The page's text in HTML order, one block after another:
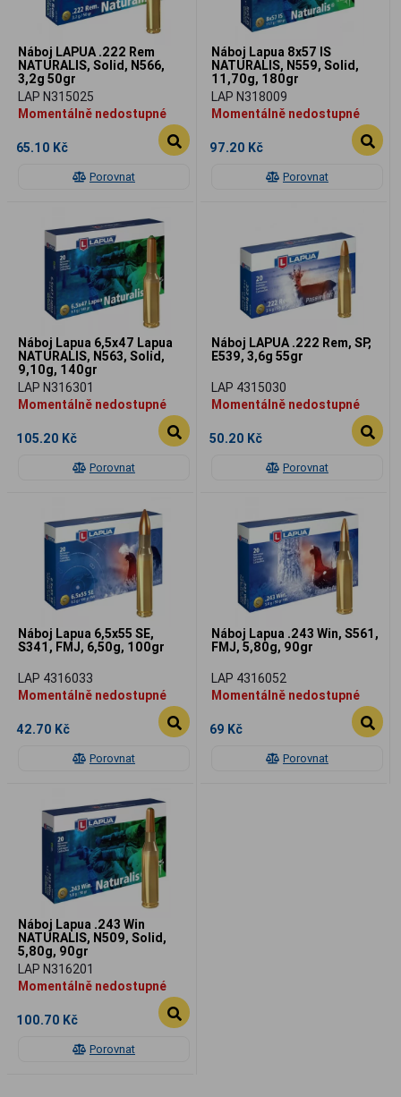
Porovnat
Náboj LAPUA .222 Rem
NATURALIS, Solid, N566,
3,2g 50gr
LAP N315025
Momentálně nedostupné
65.10 Kč
Porovnat
Náboj Lapua 8x57 IS
NATURALIS, N559, Solid,
11,70g, 180gr
LAP N318009
Momentálně nedostupné
97.20 Kč
Porovnat
Náboj Lapua 6,5x47 Lapua
NATURALIS, N563, Solid,
9,10g, 140gr
LAP N316301
Momentálně nedostupné
105.20 Kč
Porovnat
Náboj LAPUA .222 Rem, SP,
E539, 3,6g 55gr
LAP 4315030
Momentálně nedostupné
50.20 Kč
Porovnat
Náboj Lapua 6,5x55 SE,
S341, FMJ, 6,50g, 100gr
LAP 4316033
Momentálně nedostupné
42.70 Kč
Porovnat
Náboj Lapua .243 Win, S561,
FMJ, 5,80g, 90gr
LAP 4316052
Momentálně nedostupné
69 Kč
Porovnat
Náboj Lapua .243 Win
NATURALIS, N509, Solid,
5,80g, 90gr
LAP N316201
Momentálně nedostupné
100.70 Kč